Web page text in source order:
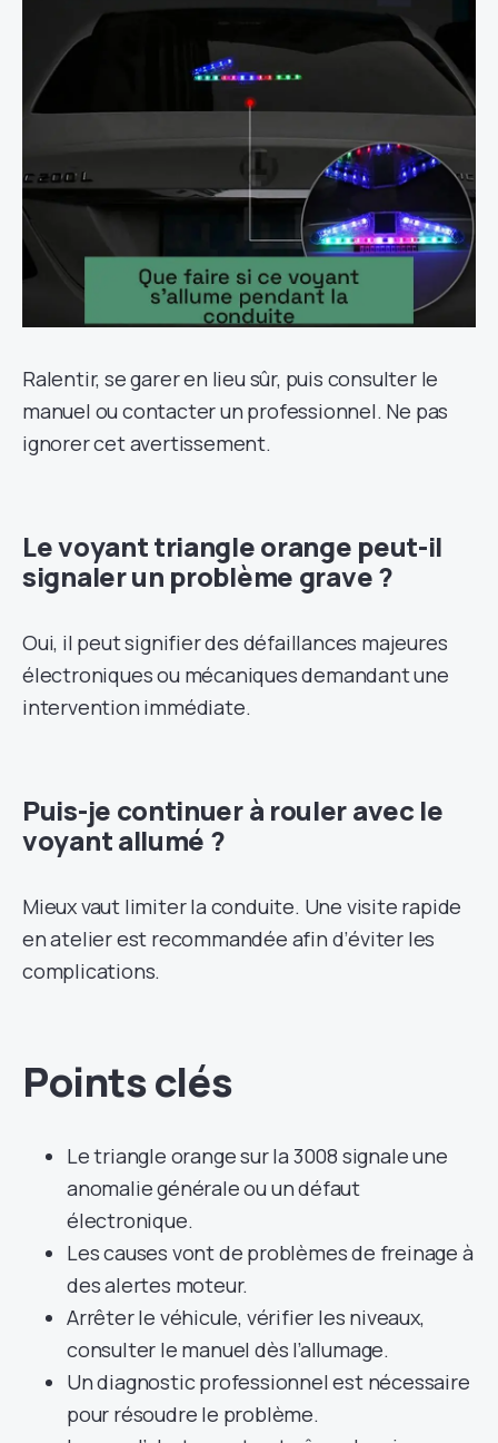
Ralentir, se garer en lieu sûr, puis consulter le
manuel ou contacter un professionnel. Ne pas
ignorer cet avertissement.
Le voyant triangle orange peut-il
signaler un problème grave ?
Oui, il peut signifier des défaillances majeures
électroniques ou mécaniques demandant une
intervention immédiate.
Puis-je continuer à rouler avec le
voyant allumé ?
Mieux vaut limiter la conduite. Une visite rapide
en atelier est recommandée afin d’éviter les
complications.
Points clés
Le triangle orange sur la 3008 signale une
anomalie générale ou un défaut
électronique.
Les causes vont de problèmes de freinage à
des alertes moteur.
Arrêter le véhicule, vérifier les niveaux,
consulter le manuel dès l’allumage.
Un diagnostic professionnel est nécessaire
pour résoudre le problème.